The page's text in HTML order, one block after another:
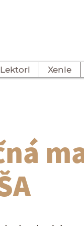
Lektori Xenie